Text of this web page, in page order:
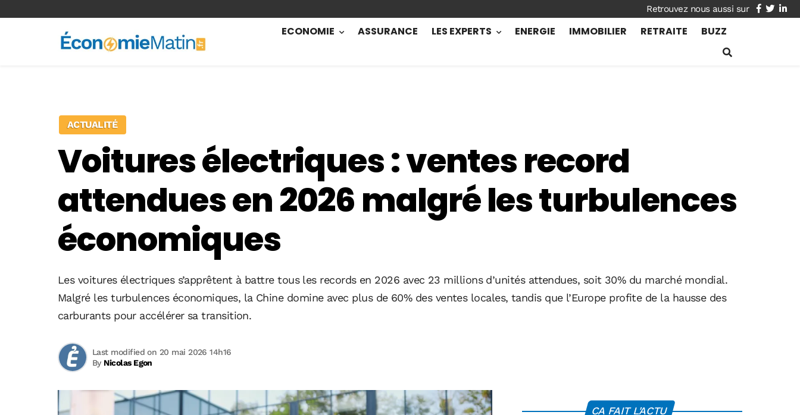
facebook
twitter
ECONOMIE ASSURANCE LES EXPERTS ENERGIE IMMOBILIER RETRAITE BUZZ
ACTUALITÉ
Voitures électriques : ventes record
attendues en 2026 malgré les turbulences
économiques
Les voitures électriques s’apprêtent à battre tous les records en 2026 avec 23 millions d’unités attendues, soit 30% du marché mondial.
Malgré les turbulences économiques, la Chine domine avec plus de 60% des ventes locales, tandis que l’Europe profite de la hausse des
carburants pour accélérer sa transition.
By Nicolas Egon
Last modified on 20 mai 2026 14h16
CA FAIT L'ACTU